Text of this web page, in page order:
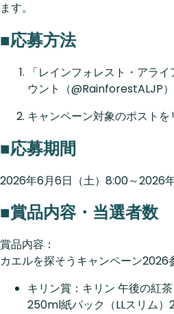
ます。
■応募方法
「レインフォレスト・アラ
ウント（@RainforestALJP
キャンペーン対象のポストを
■応募期間
2026年6月6日（土）8:00～2026
■賞品内容・当選者数
賞品内容：
カエルを探そうキャンペーン2026
キリン賞：キリン 午後の紅
250ml紙パック（LLスリム）